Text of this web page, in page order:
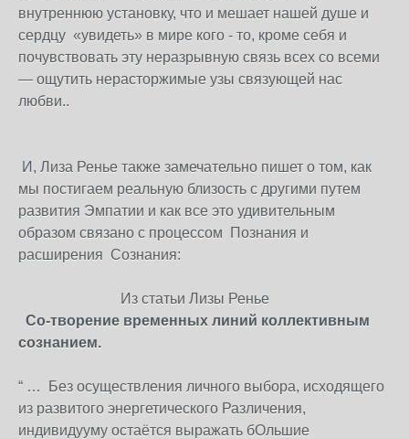
внутреннюю установку, что и мешает нашей душе и
сердцу «увидеть» в мире кого - то, кроме себя и
почувствовать эту неразрывную связь всех со всеми
— ощутить нерасторжимые узы связующей нас
любви..
И, Лиза Ренье также замечательно пишет о том, как
мы постигаем реальную близость с другими путем
развития Эмпатии и как все это удивительным
образом связано с процессом Познания и
расширения Сознания:
Из статьи Лизы Ренье
Со-творение временных линий коллективным
сознанием.
“ … Без осуществления личного выбора, исходящего
из развитого энергетического Различения,
индивидууму остаётся выражать бОльшие